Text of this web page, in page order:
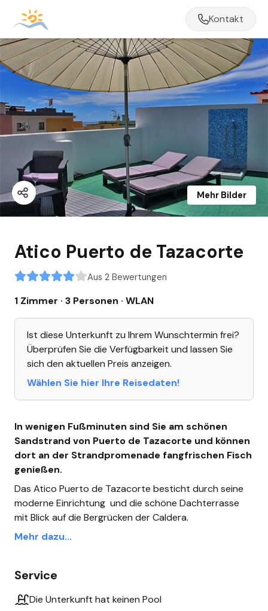
Mehr Bilder
Atico Puerto de Tazacorte
Aus 2 Bewertungen
1 Zimmer · 3 Personen · WLAN
Ist diese Unterkunft zu Ihrem Wunschtermin frei?
Überprüfen Sie die Verfügbarkeit und lassen Sie
sich den aktuellen Preis anzeigen.
Wählen Sie hier Ihre Reisedaten!
In wenigen Fußminuten sind Sie am schönen
Sandstrand von Puerto de Tazacorte und können
dort an der Strandpromenade fangfrischen Fisch
genießen.
Das Atico Puerto de Tazacorte besticht durch seine
moderne Einrichtung und die schöne Dachterrasse
mit Blick auf die Bergrücken der Caldera.
Mehr dazu...
Service
Die Unterkunft hat keinen Pool
Kontakt